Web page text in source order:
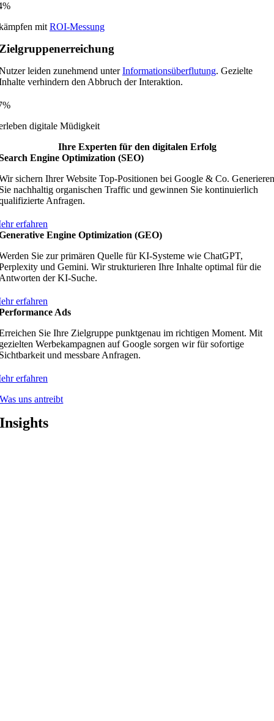
mit ROI-Messung
leiden zunehmend unterInformationsüberflutung. Gezielte
verhindern den Abbruch der Interaktion.
digitale Müdigkeit
Ihre Experten für den digitalen Erfolg
Engine Optimization (SEO)
sichern Ihrer Website Top-Positionen bei Google & Co. Generieren
nachhaltig organischen Traffic und gewinnen Sie kontinuierlich
Anfragen.
erfahren
Engine Optimization (GEO)
Sie zur primären Quelle für KI-Systeme wie ChatGPT,
und Gemini. Wir strukturieren Ihre Inhalte optimal für die
der KI-Suche.
erfahren
Ads
Sie Ihre Zielgruppe punktgenau im richtigen Moment. Mit
Werbekampagnen auf Google sorgen wir für sofortige
und messbare Anfragen.
erfahren
Was uns antreibt
Insights